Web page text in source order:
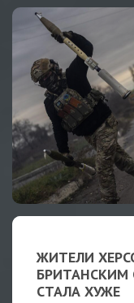
ЖИТЕЛИ
БРИТАНСКИМ
СТАЛА ХУЖЕ